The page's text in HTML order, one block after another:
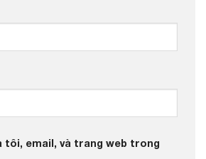
tôi, email, và trang web trong